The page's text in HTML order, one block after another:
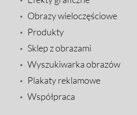
Obrazy wieloczęściowe
Produkty
Sklep z obrazami
Wyszukiwarka obrazów
Plakaty reklamowe
Współpraca